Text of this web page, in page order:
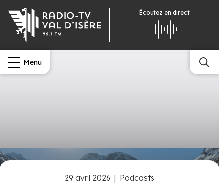
Écoutez en direct
Menu
29 avril 2026 | Podcasts